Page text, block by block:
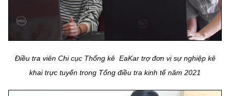
Điều tra viên Chi cục Thống kê EaKar trợ đơn vị sự nghiệp kê
khai trực tuyến trong Tổng điều tra kinh tế năm 2021